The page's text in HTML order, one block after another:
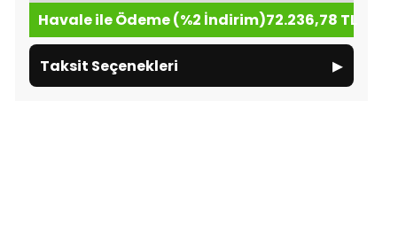
Havale ile Ödeme (%2 İndirim)72.236,78 TL
Taksit Seçenekleri ▸